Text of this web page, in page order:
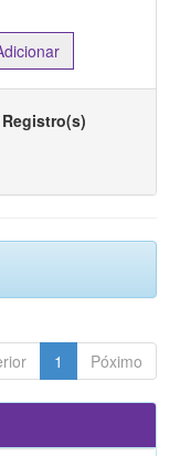
Registro(s)
1 Póximo